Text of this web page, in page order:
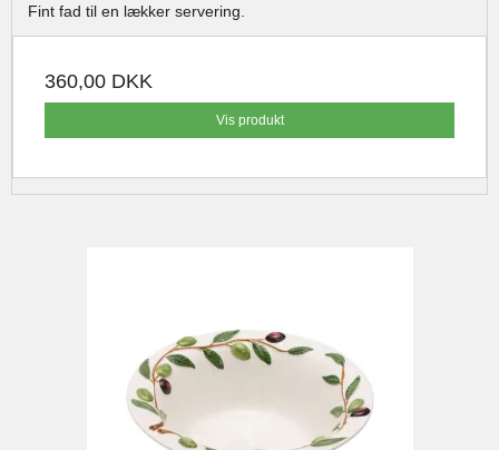
Fint fad til en lækker servering.
360,00 DKK
Vis produkt